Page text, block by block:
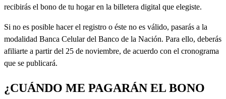
recibirás el bono de tu hogar en la billetera digital que elegiste.
Si no es posible hacer el registro o éste no es válido, pasarás a la
modalidad Banca Celular del Banco de la Nación. Para ello, deberás
afiliarte a partir del 25 de noviembre, de acuerdo con el cronograma
que se publicará.
¿CUÁNDO ME PAGARÁN EL BONO